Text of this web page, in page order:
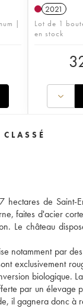
|
2021
Lot de 1
en stock
de Saint-
faites d'acier
Le château
notamment par
exclusivement
biologique.
par un
il gagnera donc à